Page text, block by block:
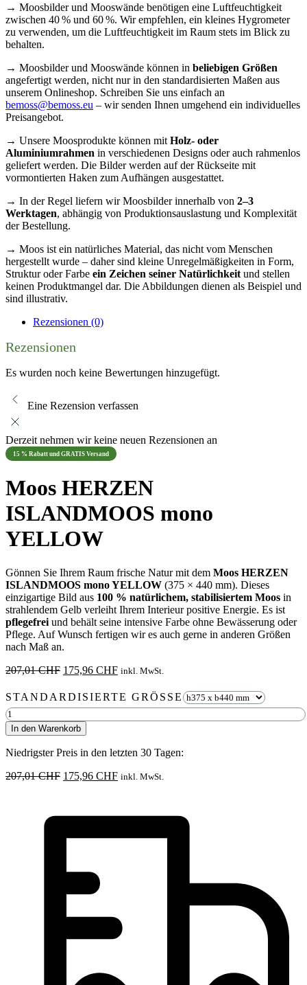
→ Moosbilder und Mooswände benötigen eine Luftfeuchtigkeit
zwischen 40 % und 60 %. Wir empfehlen, ein kleines Hygrometer
zu verwenden, um die Luftfeuchtigkeit im Raum stets im Blick zu
behalten.
→ Moosbilder und Mooswände können in beliebigen Größen
angefertigt werden, nicht nur in den standardisierten Maßen aus
unserem Onlineshop. Schreiben Sie uns einfach an
bemoss@bemoss.eu – wir senden Ihnen umgehend ein individuelles
Preisangebot.
→ Unsere Moosprodukte können mit Holz- oder
Aluminiumrahmen in verschiedenen Designs oder auch rahmenlos
geliefert werden. Die Bilder werden auf der Rückseite mit
vormontierten Haken zum Aufhängen ausgestattet.
→ In der Regel liefern wir Moosbilder innerhalb von 2–3
Werktagen, abhängig von Produktionsauslastung und Komplexität
der Bestellung.
→ Moos ist ein natürliches Material, das nicht vom Menschen
hergestellt wurde – daher sind kleine Unregelmäßigkeiten in Form,
Struktur oder Farbe ein Zeichen seiner Natürlichkeit und stellen
keinen Produktmangel dar. Die Abbildungen dienen als Beispiel und
sind illustrativ.
Rezensionen (0)
Rezensionen
Es wurden noch keine Bewertungen hinzugefügt.
Eine Rezension verfassen
Derzeit nehmen wir keine neuen Rezensionen an
15 % Rabatt und GRATIS Versand
Moos HERZEN
ISLANDMOOS mono
YELLOW
Gönnen Sie Ihrem Raum frische Natur mit dem Moos HERZEN
ISLANDMOOS mono YELLOW (375 × 440 mm). Dieses
einzigartige Bild aus 100 % natürlichem, stabilisiertem Moos in
strahlendem Gelb verleiht Ihrem Interieur positive Energie. Es ist
pflegefrei und behält seine intensive Farbe ohne Bewässerung oder
Pflege. Auf Wunsch fertigen wir es auch gerne in anderen Größen
nach Maß an.
207,01CHF Ursprünglicher
war:
207,01 CHF
175,96 CHFAktueller
ist:
175,96 CHF.
inkl. MwSt.
STANDARDISIERTE GRÖSSE
Moos
HERZEN
ISLANDMOOS
mono
YELLOW
Menge
In den Warenkorb
Niedrigster Preis in den letzten 30 Tagen:
207,01CHF Ursprünglicher
175,96 CHFAktueller
inkl. MwSt.